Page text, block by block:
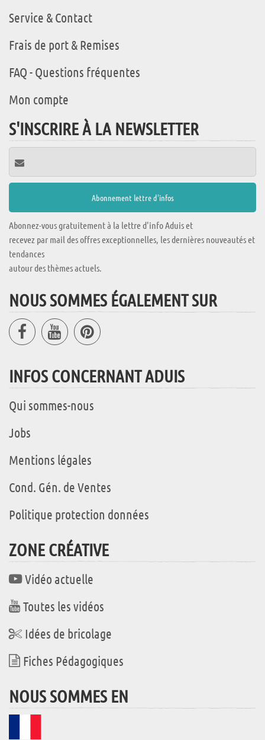
Service & Contact
Frais de port & Remises
FAQ - Questions fréquentes
Mon compte
S'INSCRIRE À LA NEWSLETTER
Abonnez-vous gratuitement à la lettre d'info Aduis et
recevez par mail des offres exceptionnelles, les dernières nouveautés et
tendances
autour des thèmes actuels.
NOUS SOMMES ÉGALEMENT SUR
INFOS CONCERNANT ADUIS
Qui sommes-nous
Jobs
Mentions légales
Cond. Gén. de Ventes
Politique protection données
ZONE CRÉATIVE
Vidéo actuelle
Toutes les vidéos
Idées de bricolage
Fiches Pédagogiques
NOUS SOMMES EN